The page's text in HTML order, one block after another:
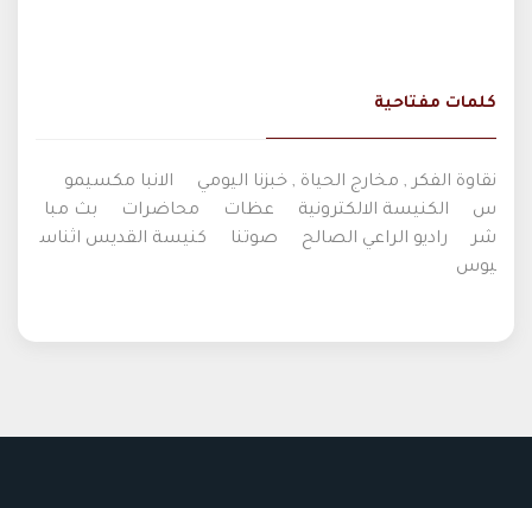
كلمات مفتاحية
نقاوة الفكر , مخارج الحياة , خبزنا اليومي
الانبا مكسيمو
س
الكنيسة الالكترونية عظات محاضرات
بث مبا
شر
راديو الراعي الصالح صوتنا
كنيسة القديس اثناس
يوس